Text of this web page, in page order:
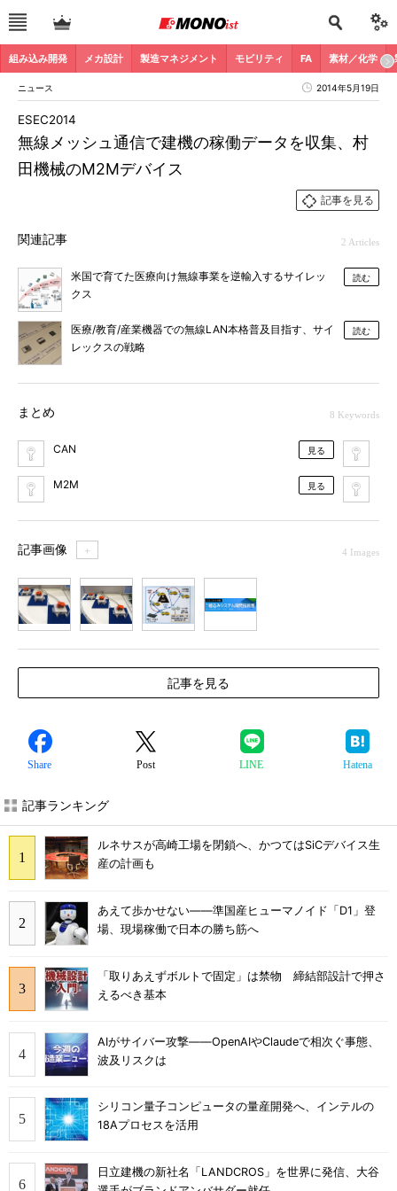
組み込み開発 メカ設計 製造マネジメント モビリティ FA 素材／化学
ニュース 2014年5月19日
無線メッシュ通信で建機の稼働データを収集、村
田機械のM2Mデバイス
ESEC2014
記事を見る
関連記事 2 Articles
米国で育てた医療向け無線事業を逆輸入するサイレッ
クス
読む
医療/教育/産業機器での無線LAN本格普及目指す、サイ
レックスの戦略
読む
まとめ 8 Keywords
CAN 見る
M2M 見る
記事画像 ＋ 4 Images
記事を見る
Share Post LINE Hatena
記事ランキング
ルネサスが高崎工場を閉鎖へ、かつてはSiCデバイス生
産の計画も
あえて歩かせない――準国産ヒューマノイド「D1」登
場、現場稼働で日本の勝ち筋へ
「取りあえずボルトで固定」は禁物 締結部設計で押さ
えるべき基本
AIがサイバー攻撃――OpenAIやClaudeで相次ぐ事態、
波及リスクは
シリコン量子コンピュータの量産開発へ、インテルの
18Aプロセスを活用
日立建機の新社名「LANDCROS」を世界に発信、大谷